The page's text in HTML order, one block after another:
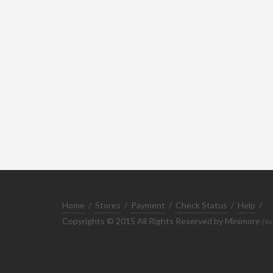
Home / Stores / Payment / Check Status / Help /
Copyrights © 2015 All Rights Reserved by Minimore (ท